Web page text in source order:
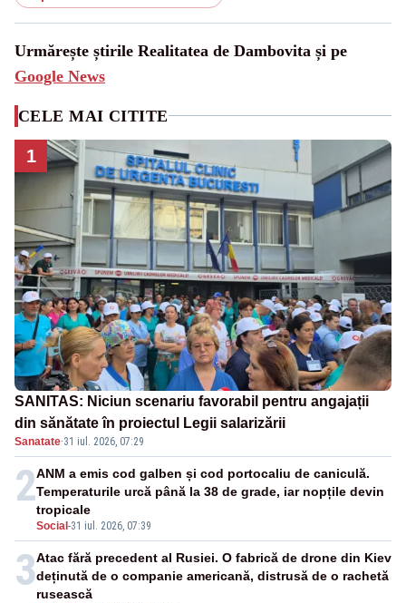
Urmărește știrile Realitatea de Dambovita și pe
Google News
CELE MAI CITITE
1
SANITAS: Niciun scenariu favorabil pentru angajații
din sănătate în proiectul Legii salarizării
Sanatate·31 iul. 2026, 07:29
2
Social -31 iul. 2026, 07:39
ANM a emis cod galben și cod portocaliu de caniculă.
Temperaturile urcă până la 38 de grade, iar nopțile devin
tropicale
3Atac fără precedent al Rusiei. O fabrică de drone din Kiev
deținută de o companie americană, distrusă de o rachetă
rusească